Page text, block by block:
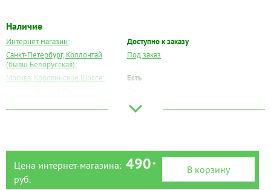
Наличие
Интернет магазин:
Доступно к заказу
Санкт-Петербург, Коллонтай
(бывш.Белорусская):
Под заказ
Москва, Коровинское Шоссе:
Есть
Под заказ
Под заказ
Тюмень:
Под заказ
Челябинск:
Цена интернет-магазина: 490*
руб.
В корзину